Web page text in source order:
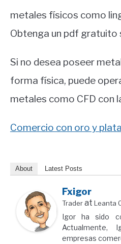
metales físicos como
Obtenga un pdf gratuito
Si no desea poseer
forma física, puede
metales como CFD con
Comercio con oro y plata
About Latest Posts
Fxigor
Traderat Leanta
Igor ha sido
Actualmente,
empresas